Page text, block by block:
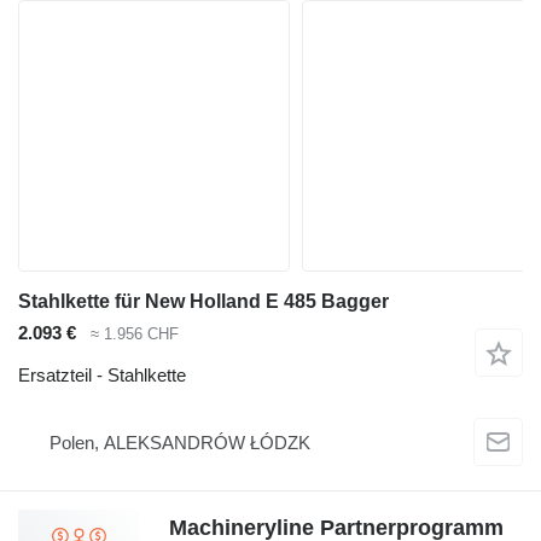
Stahlkette für New Holland E 485 Bagger
2.093 €
≈ 1.956 CHF
Ersatzteil - Stahlkette
Polen, ALEKSANDRÓW ŁÓDZK
Machineryline Partnerprogramm